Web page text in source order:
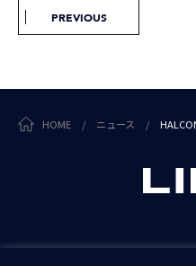
PREVIOUS
HOME / ニュース /